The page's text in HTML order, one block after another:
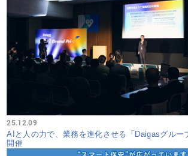
25.12.09
AIと人の力で、業務を進化させる「Daigasグルー
開催